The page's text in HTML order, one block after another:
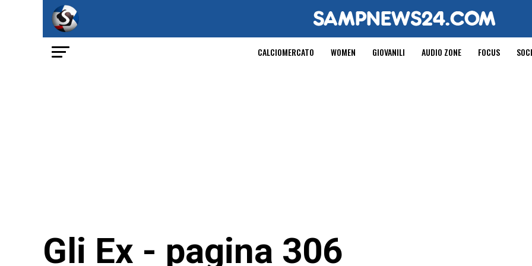
CALCIOMERCATO WOMEN GIOVANILI AUDIO ZONE FOCUS
Gli Ex - pagina 306